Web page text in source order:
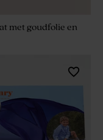
met goudfolie en